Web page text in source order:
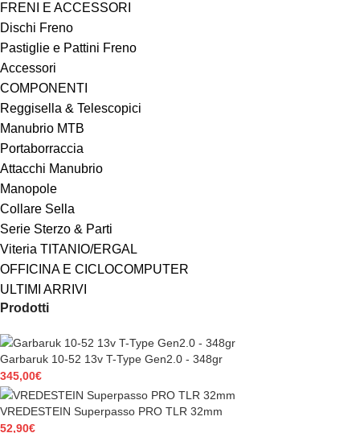
FRENI E ACCESSORI
Dischi Freno
Pastiglie e Pattini Freno
Accessori
COMPONENTI
Reggisella & Telescopici
Manubrio MTB
Portaborraccia
Attacchi Manubrio
Manopole
Collare Sella
Serie Sterzo & Parti
Viteria TITANIO/ERGAL
OFFICINA E CICLOCOMPUTER
ULTIMI ARRIVI
Prodotti
Garbaruk 10-52 13v T-Type Gen2.0 - 348gr
345,00€
VREDESTEIN Superpasso PRO TLR 32mm
52,90€